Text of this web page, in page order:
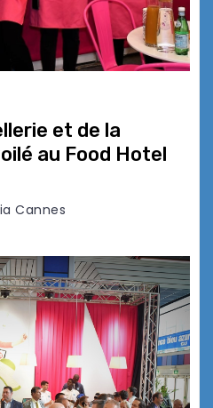
et de la
au Food Hotel
Cannes